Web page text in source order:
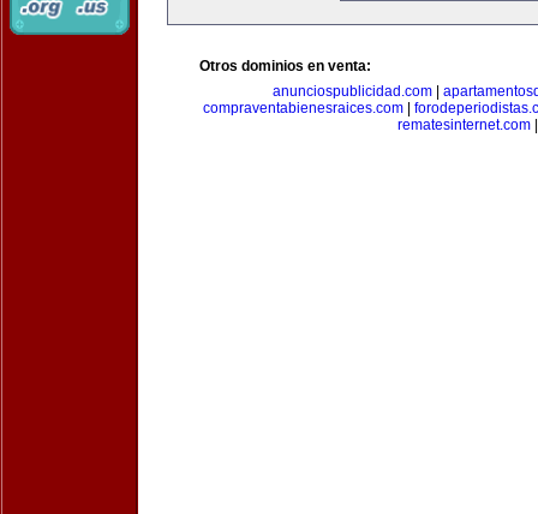
Otros dominios en venta:
anunciospublicidad.com|
compraventabienesraices.com
rematesinternet.com|